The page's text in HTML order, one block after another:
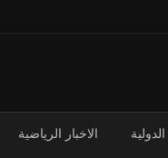
الاخبار الرياضية